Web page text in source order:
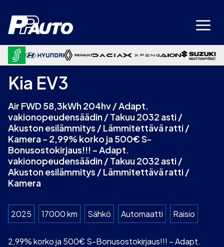
sisältöön
Kia EV3
Air FWD 58,3kWh 204hv / Adapt.
vakionopeudensäädin / Takuu 2032 asti /
Akuston esilämmitys / Lämmitettävä ratti /
Kamera – 2,99% korko ja 500€ S-
Bonusostokirjaus!!! – Adapt.
vakionopeudensäädin / Takuu 2032 asti /
Akuston esilämmitys / Lämmitettävä ratti /
Kamera
2025 17000 km Sähkö Automaatti Raisio
2,99% korko ja 500€ S-Bonusostokirjaus!!! – Adapt.